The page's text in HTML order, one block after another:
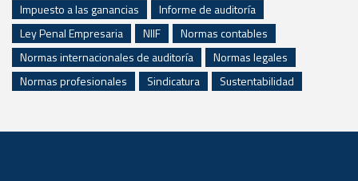
Impuesto a las ganancias
Informe de auditoría
Ley Penal Empresaria
NIIF
Normas contables
Normas internacionales de auditoría
Normas legales
Normas profesionales
Sindicatura Sustentabilidad